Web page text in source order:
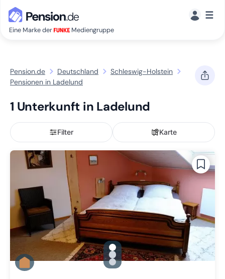
Eine Marke der Mediengruppe
☰
Pension.de Deutschland
Schleswig-Holstein
Pensionen in Ladelund
1 Unterkunft in Ladelund
Filter Karte
gallery.slide_selector
Zu Slide 1 wechseln
Zu Slide 2 wechseln
Zu Slide 3 wechseln